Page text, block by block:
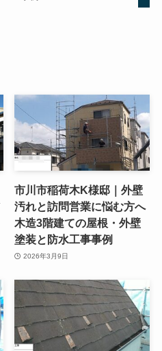
市川市稲荷木K様邸｜外壁
汚れと訪問営業に悩む方へ
木造3階建ての屋根・外壁
塗装と防水工事事例
2026年3月9日